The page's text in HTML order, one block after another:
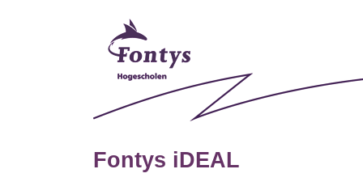
Fontys iDEAL